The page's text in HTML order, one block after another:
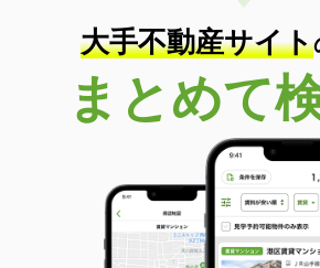
大手不動産サイト
まとめて